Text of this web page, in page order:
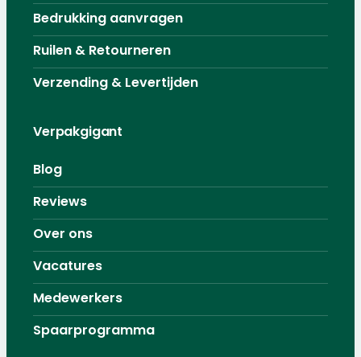
Bedrukking aanvragen
Ruilen & Retourneren
Verzending & Levertijden
Verpakgigant
Blog
Reviews
Over ons
Vacatures
Medewerkers
Spaarprogramma